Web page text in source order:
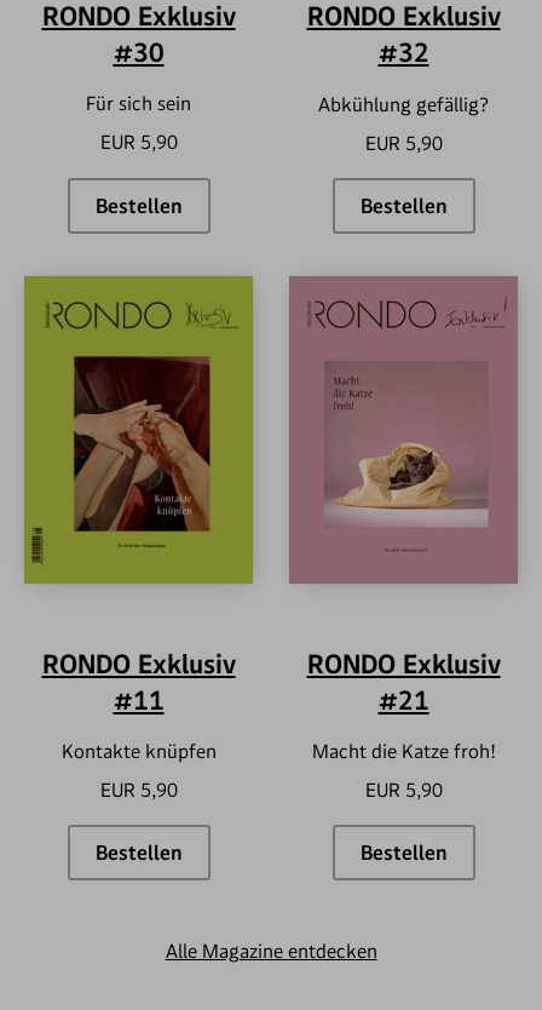
RONDO Exklusiv
#30
Für sich sein
EUR 5,90
BestellenRONDO Exklusiv #30
RONDO Exklusiv
#32
Abkühlung gefällig?
EUR 5,90
Bestellen
RONDO
RONDO Exklusiv
#11
Kontakte knüpfen
EUR 5,90
BestellenRONDO Exklusiv #11
RONDO Exklusiv
#21
Macht die Katze froh!
EUR 5,90
Bestellen
RONDO
Alle Magazine entdecken